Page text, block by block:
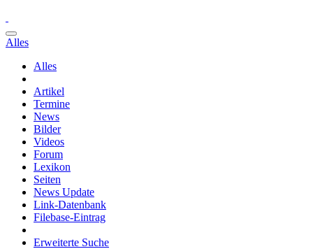
Alles
Alles
Artikel
Termine
News
Bilder
Videos
Forum
Lexikon
Seiten
News Update
Link-Datenbank
Filebase-Eintrag
Erweiterte Suche